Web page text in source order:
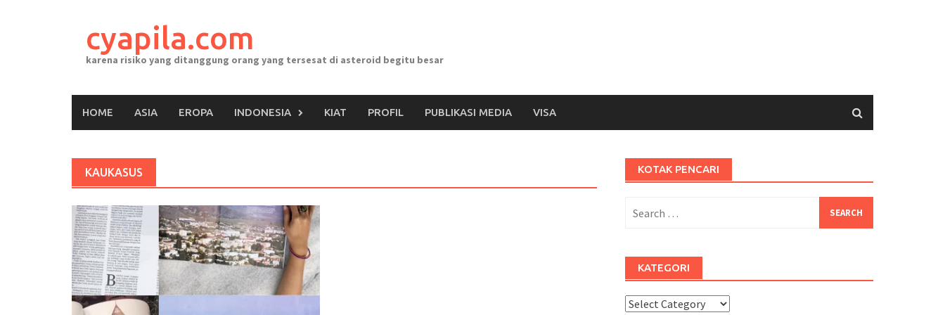
cyapila.com
karena risiko yang ditanggung orang yang tersesat di asteroid begitu besar
HOME ASIA EROPA INDONESIA KIAT PROFIL PUBLIKASI MEDIA VISA
KAUKASUS KOTAK PENCARI
for:
KATEGORI
Kategori